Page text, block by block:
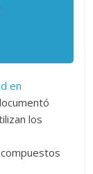
en
los